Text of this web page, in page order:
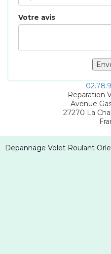
Votre avis
Reparation
Avenue
27270 La
Depannage Volet Roulant